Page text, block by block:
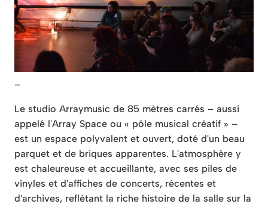
–
Le studio Arraymusic de 85 mètres carrés – aussi
appelé l'Array Space ou « pôle musical créatif » –
est un espace polyvalent et ouvert, doté d'un beau
parquet et de briques apparentes. L'atmosphère y
est chaleureuse et accueillante, avec ses piles de
vinyles et d'affiches de concerts, récentes et
d'archives, reflétant la riche histoire de la salle sur la